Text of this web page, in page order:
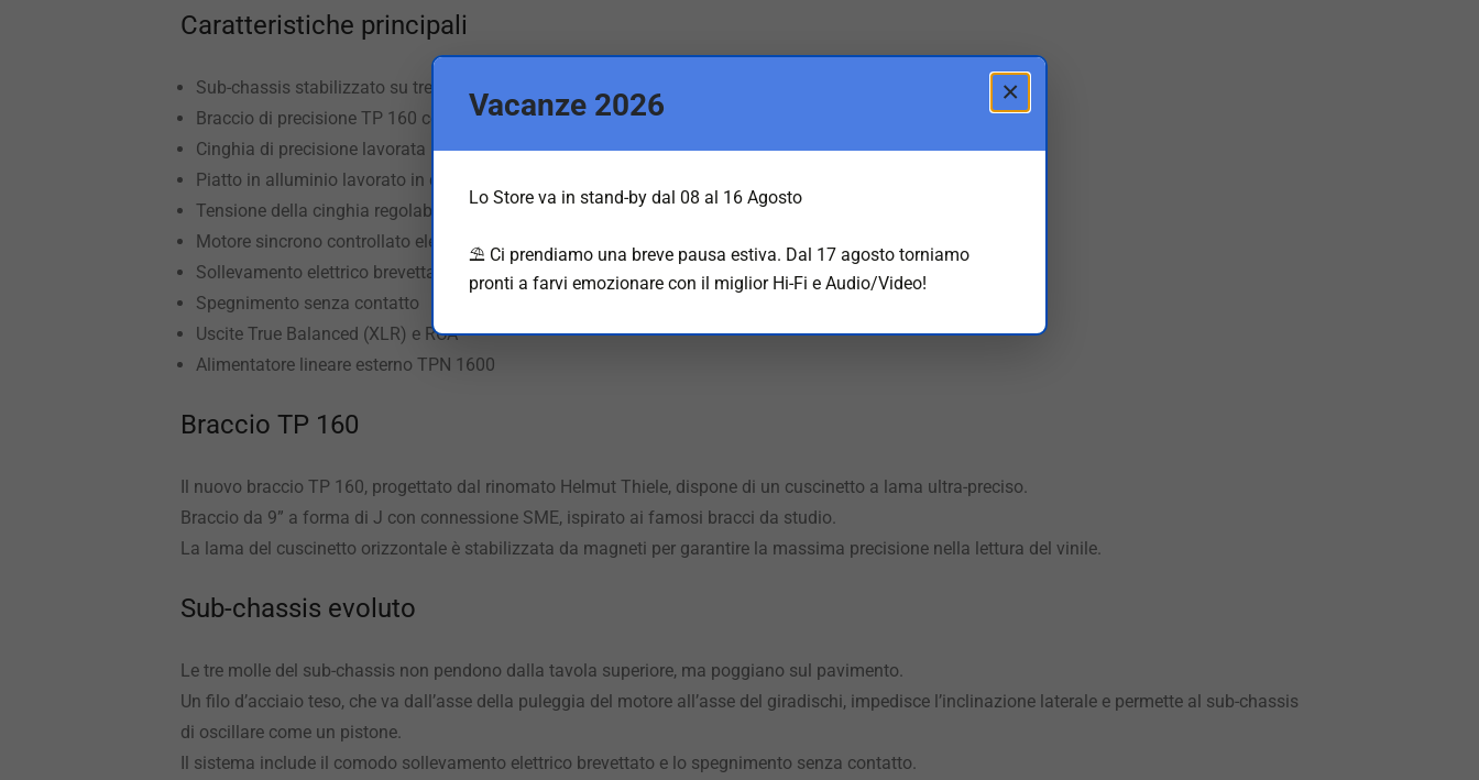
Caratteristiche principali
Sub-chassis stabilizzato su tre molle coniche
Braccio di precisione TP 160 con cuscinetto a perno e connettore SME
Cinghia di precisione lavorata
Piatto in alluminio lavorato in due parti
Tensione della cinghia regolabile
Motore sincrono controllato elettronicamente
Sollevamento elettrico brevettato
Spegnimento senza contatto
Uscite True Balanced (XLR) e RCA
Alimentatore lineare esterno TPN 1600
Braccio TP 160
Il nuovo braccio TP 160, progettato dal rinomato Helmut Thiele, dispone di un cuscinetto a lama ultra-preciso.
Braccio da 9” a forma di J con connessione SME, ispirato ai famosi bracci da studio.
La lama del cuscinetto orizzontale è stabilizzata da magneti per garantire la massima precisione nella lettura del vinile.
Sub-chassis evoluto
Le tre molle del sub-chassis non pendono dalla tavola superiore, ma poggiano sul pavimento.
Un filo d’acciaio teso, che va dall’asse della puleggia del motore all’asse del giradischi, impedisce l’inclinazione laterale e permette al sub-chassis
di oscillare come un pistone.
Il sistema include il comodo sollevamento elettrico brevettato e lo spegnimento senza contatto.
×
Vacanze 2026
Lo Store va in stand-by dal 08 al 16 Agosto
⛱️ Ci prendiamo una breve pausa estiva. Dal 17 agosto torniamo
pronti a farvi emozionare con il miglior Hi-Fi e Audio/Video!